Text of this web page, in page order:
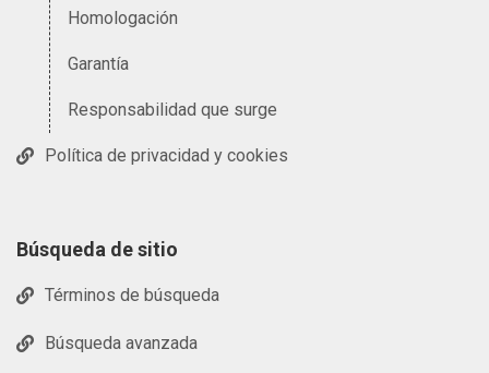
Homologación
Garantía
Responsabilidad que surge
Política de privacidad y cookies
Búsqueda de sitio
Términos de búsqueda
Búsqueda avanzada